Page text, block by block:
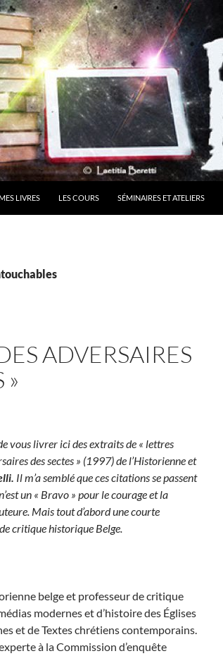
MES LIVRES LES COURS SÉMINAIRES ET ATELIERS
ADVERSAIRES
»
vous livrer ici des extraits de « lettres
des sectes » (1997) de l’Historienne et
Il m’a semblé que ces citations se passent
un « Bravo » pour le courage et la
Mais tout d’abord une courte
critique historique Belge.
belge et professeur de critique
modernes et d’histoire des Églises
et de Textes chrétiens contemporains.
à la Commission d’enquête